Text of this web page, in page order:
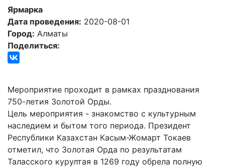
Ярмарка
Дата проведения: 2020-08-01
Город: Алматы
Поделиться:
Мероприятие проходит в рамках празднования
750-летия Золотой Орды.
Цель мероприятия - знакомство с культурным
наследием и бытом того периода. Президент
Республики Казахстан Касым-Жомарт Токаев
отметил, что Золотая Орда по результатам
Таласского курултая в 1269 году обрела полную